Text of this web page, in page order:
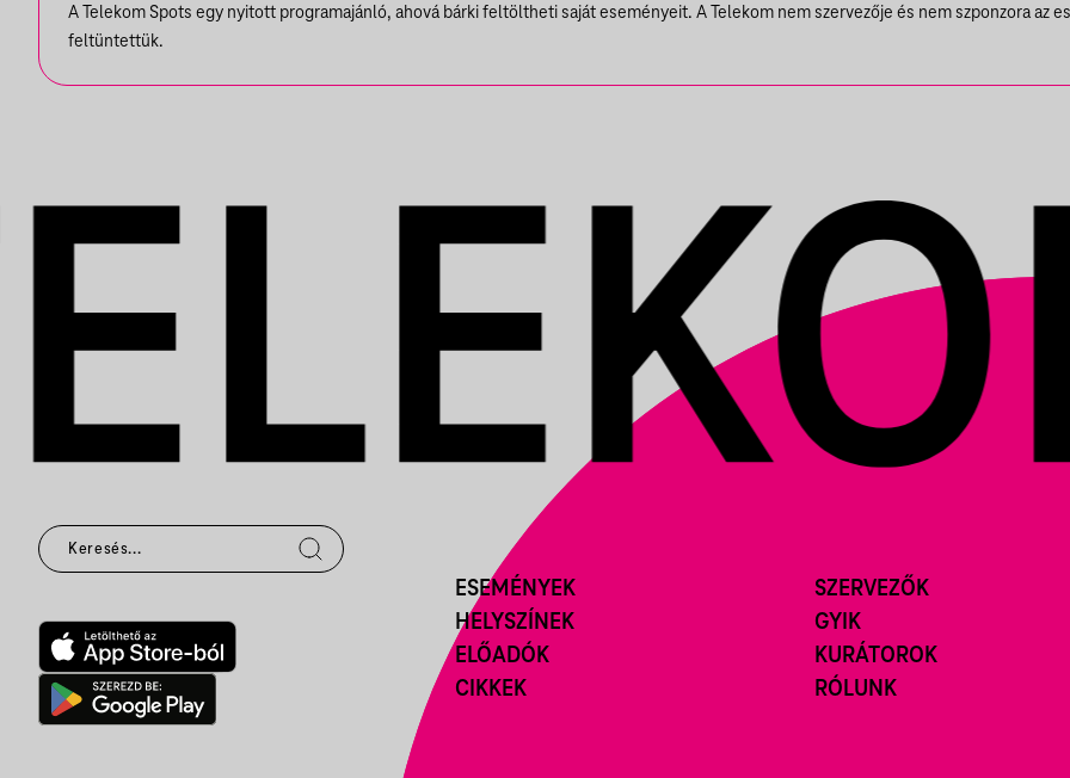
KIÁLLÍTÁSBAN
A Telekom Spots egy nyitott programajánló, ahová bárki feltöltheti saját eseményeit. A Telekom nem szervezője és nem szponzora az
feltüntettük.
ESEMÉNYEK
HELYSZÍNEK
ELŐADÓK
CIKKEK
SZERVEZŐK
GYIK
KURÁTOROK
RÓLUNK